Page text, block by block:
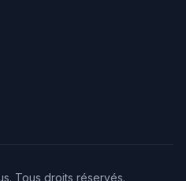
Tous droits réservés.